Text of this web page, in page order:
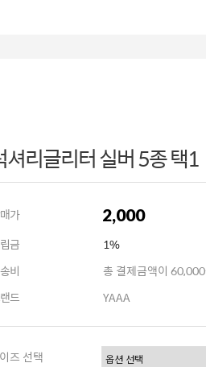
셔리글리터 실버 5종 택1
가 2,000
금
1%
비
총 결제금액이
드
YAAA
즈 선택